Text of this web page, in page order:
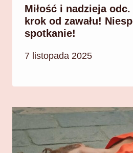
Miłość i nadzieja
krok od zawału!
spotkanie!
7 listopada 2025